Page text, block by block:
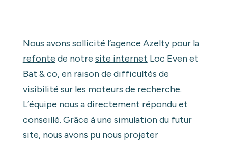
Nous avons sollicité l’agence Azelty pour la
refonte de notre site internet Loc Even et
Bat & co, en raison de difficultés de
visibilité sur les moteurs de recherche.
L’équipe nous a directement répondu et
conseillé. Grâce à une simulation du futur
site, nous avons pu nous projeter